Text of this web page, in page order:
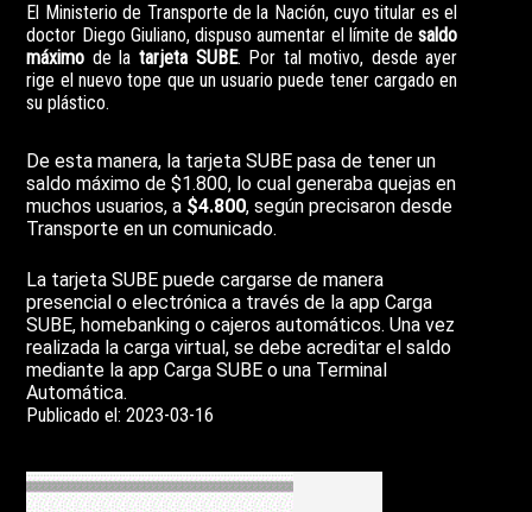
El Ministerio de Transporte de la Nación, cuyo titular es el
doctor Diego Giuliano, dispuso aumentar el límite desaldo
máximo de latarjeta SUBE. Por tal motivo, desde ayer
rige el nuevo tope que un usuario puede tener cargado en
su plástico.
De esta manera, la tarjeta SUBE pasa de tener un
saldo máximo de $1.800, lo cual generaba quejas en
muchos usuarios, a $4.800, según precisaron desde
Transporte en un comunicado.
La tarjeta SUBE puede cargarse de manera
presencial o electrónica a través de la app Carga
SUBE, homebanking o cajeros automáticos. Una vez
realizada la carga virtual, se debe acreditar el saldo
mediante la app Carga SUBE o una Terminal
Automática.
Publicado el: 2023-03-16